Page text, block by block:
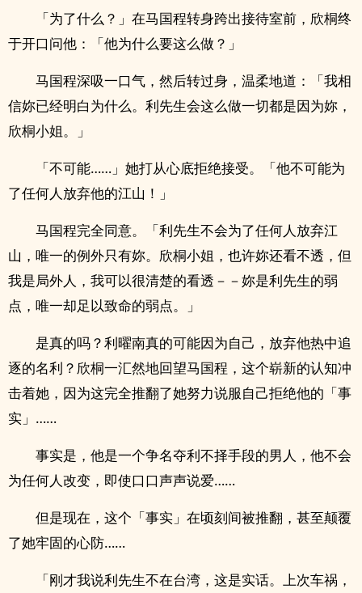
「为了什么？」在马国程转身跨出接待室前，欣桐终
于开口问他：「他为什么要这么做？」
马国程深吸一口气，然后转过身，温柔地道：「我相
信妳已经明白为什么。利先生会这么做一切都是因为妳，
欣桐小姐。」
「不可能……」她打从心底拒绝接受。「他不可能为
了任何人放弃他的江山！」
马国程完全同意。「利先生不会为了任何人放弃江
山，唯一的例外只有妳。欣桐小姐，也许妳还看不透，但
我是局外人，我可以很清楚的看透－－妳是利先生的弱
点，唯一却足以致命的弱点。」
是真的吗？利曜南真的可能因为自己，放弃他热中追
逐的名利？欣桐一汇然地回望马国程，这个崭新的认知冲
击着她，因为这完全推翻了她努力说服自己拒绝他的「事
实」……
事实是，他是一个争名夺利不择手段的男人，他不会
为任何人改变，即使口口声声说爱……
但是现在，这个「事实」在顷刻间被推翻，甚至颠覆
了她牢固的心防……
「刚才我说利先生不在台湾，这是实话。上次车祸，